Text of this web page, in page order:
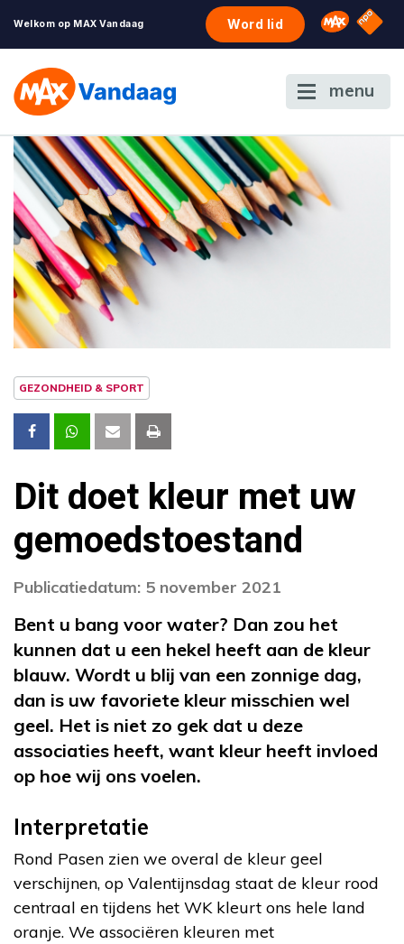
Welkom op MAX Vandaag Word lid Omroep
NPO
menu
GEZONDHEID & SPORT
Dit doet kleur met uw
gemoedstoestand
Publicatiedatum: 5 november 2021
Bent u bang voor water? Dan zou het
kunnen dat u een hekel heeft aan de kleur
blauw. Wordt u blij van een zonnige dag,
dan is uw favoriete kleur misschien wel
geel. Het is niet zo gek dat u deze
associaties heeft, want kleur heeft invloed
op hoe wij ons voelen.
Interpretatie
Rond Pasen zien we overal de kleur geel
verschijnen, op Valentijnsdag staat de kleur rood
centraal en tijdens het WK kleurt ons hele land
oranje. We associëren kleuren met